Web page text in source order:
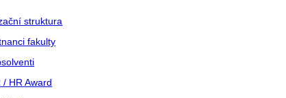
struktura
fakulty
/ HR Award